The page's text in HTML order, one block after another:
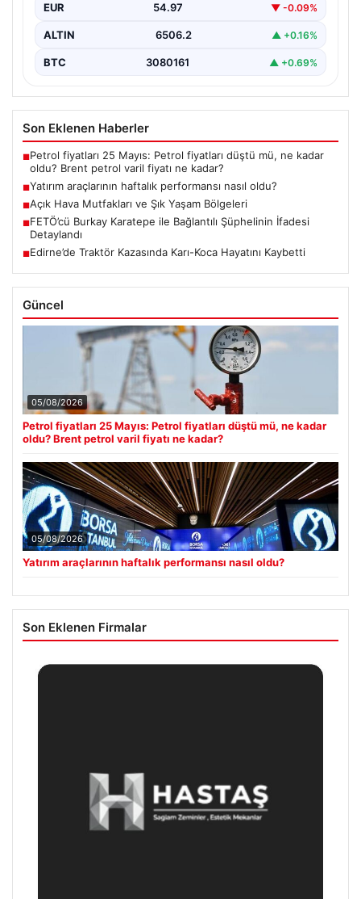
EUR 54.97 ▼ -0.09%
ALTIN 6506.2 ▲ +0.16%
BTC 3080161 ▲ +0.69%
Son Eklenen Haberler
■Petrol fiyatları 25 Mayıs: Petrol fiyatları düştü mü, ne kadar
oldu? Brent petrol varil fiyatı ne kadar?
■Yatırım araçlarının haftalık performansı nasıl oldu?
■Açık Hava Mutfakları ve Şık Yaşam Bölgeleri
■FETÖ’cü Burkay Karatepe ile Bağlantılı Şüphelinin İfadesi
Detaylandı
■Edirne’de Traktör Kazasında Karı-Koca Hayatını Kaybetti
Güncel
05/08/2026
Petrol fiyatları 25 Mayıs: Petrol fiyatları düştü mü, ne kadar
oldu? Brent petrol varil fiyatı ne kadar?
05/08/2026
Yatırım araçlarının haftalık performansı nasıl oldu?
Son Eklenen Firmalar